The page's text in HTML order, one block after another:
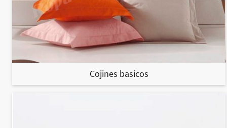
Cojines basicos